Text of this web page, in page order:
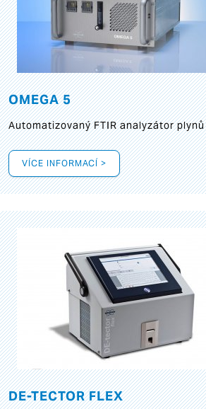
OMEGA 5
Automatizovaný FTIR analyzátor plynů
VÍCE INFORMACÍ >
DE-TECTOR FLEX